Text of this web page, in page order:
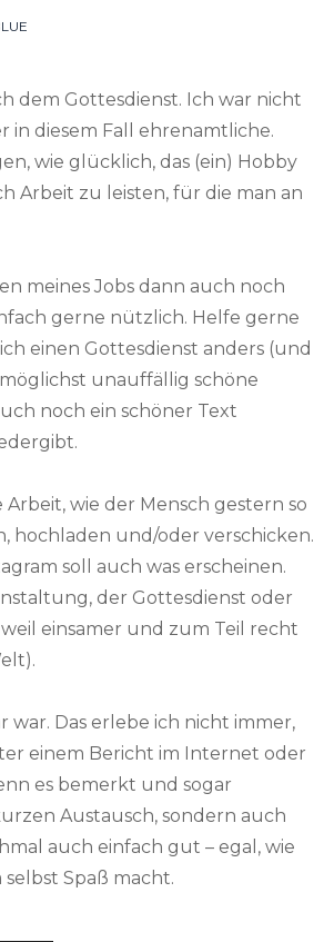
dem Gottesdienst. Ich war nicht
in diesem Fall ehrenamtliche.
wie glücklich, das (ein) Hobby
Arbeit zu leisten, für die man an
meines Jobs dann auch noch
gerne nützlich. Helfe gerne
einen Gottesdienst anders (und
unauffällig schöne
noch ein schöner Text
wie der Mensch gestern so
hochladen und/oder verschicken.
soll auch was erscheinen.
der Gottesdienst oder
einsamer und zum Teil recht
war. Das erlebe ich nicht immer,
einem Bericht im Internet oder
es bemerkt und sogar
Austausch, sondern auch
auch einfach gut – egal, wie
Spaß macht.